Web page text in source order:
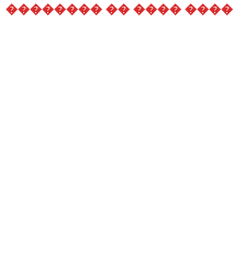
�������� �� ���� ����